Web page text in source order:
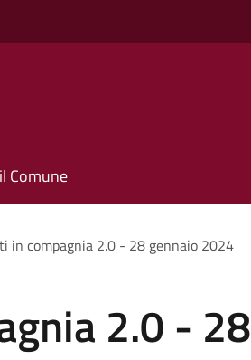
Comune
in compagnia 2.0 - 28 gennaio 2024
2.0 - 28